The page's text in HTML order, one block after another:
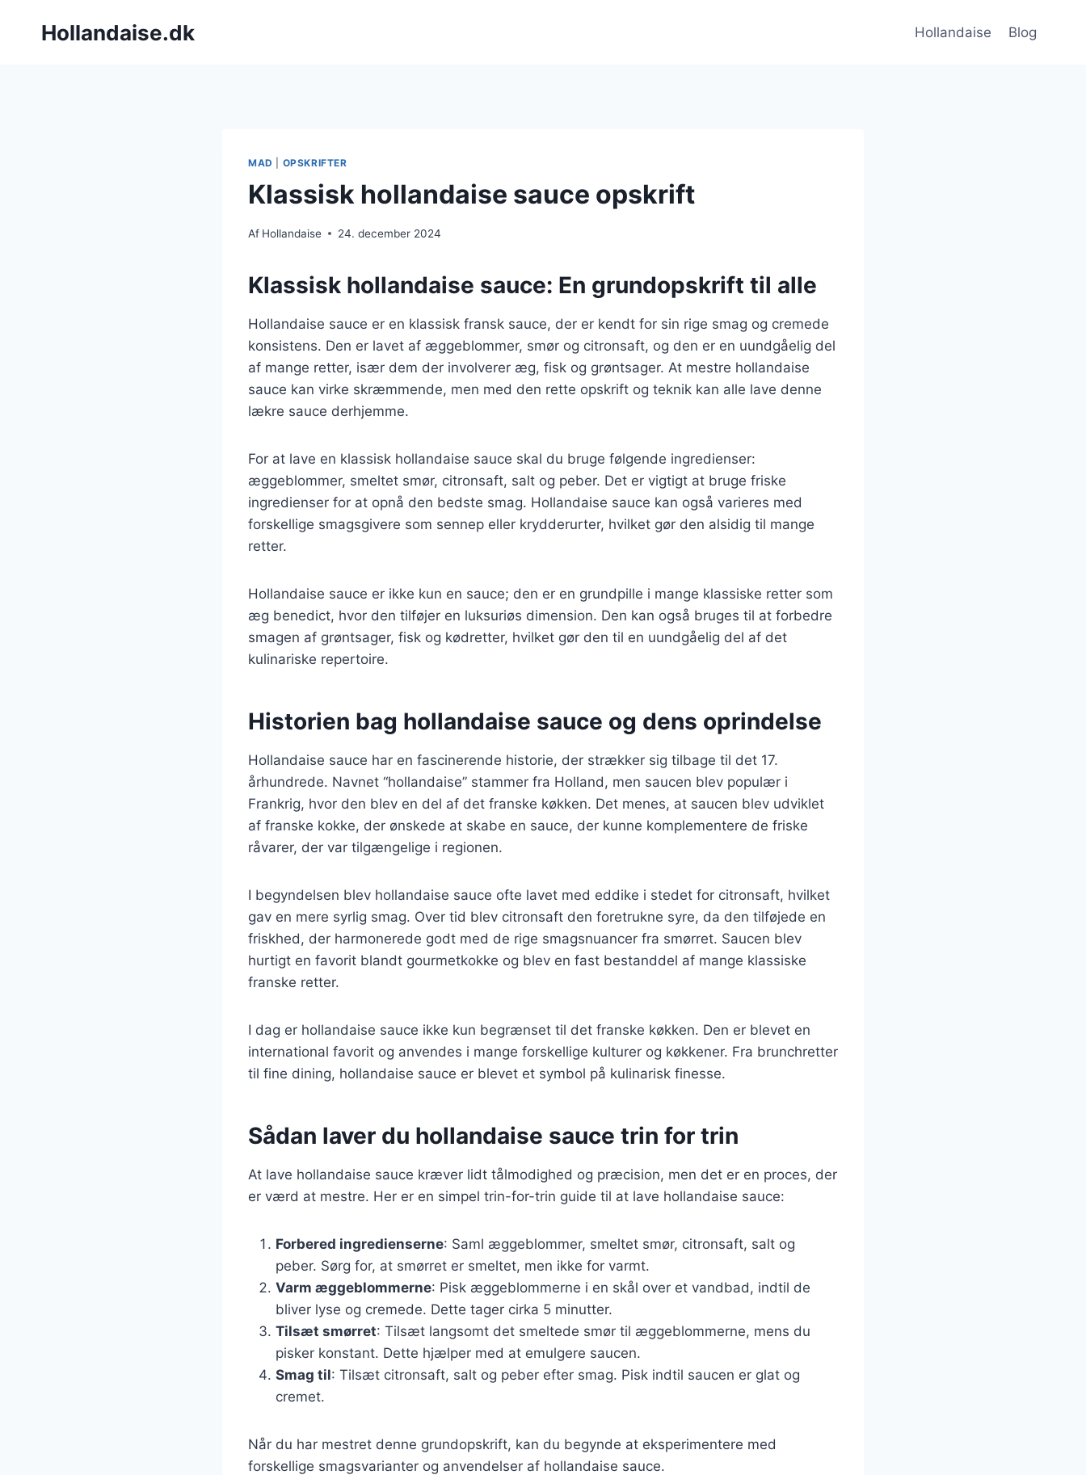
Hollandaise.dk Hollandaise Blog
MAD OPSKRIFTER
Klassisk hollandaise sauce opskrift
Af Hollandaise 24. december 2024
Klassisk hollandaise sauce: En grundopskrift til alle
Hollandaise sauce er en klassisk fransk sauce, der er kendt for sin rige smag og cremede
konsistens. Den er lavet af æggeblommer, smør og citronsaft, og den er en uundgåelig del
af mange retter, især dem der involverer æg, fisk og grøntsager. At mestre hollandaise
sauce kan virke skræmmende, men med den rette opskrift og teknik kan alle lave denne
lækre sauce derhjemme.
For at lave en klassisk hollandaise sauce skal du bruge følgende ingredienser:
æggeblommer, smeltet smør, citronsaft, salt og peber. Det er vigtigt at bruge friske
ingredienser for at opnå den bedste smag. Hollandaise sauce kan også varieres med
forskellige smagsgivere som sennep eller krydderurter, hvilket gør den alsidig til mange
retter.
Hollandaise sauce er ikke kun en sauce; den er en grundpille i mange klassiske retter som
æg benedict, hvor den tilføjer en luksuriøs dimension. Den kan også bruges til at forbedre
smagen af grøntsager, fisk og kødretter, hvilket gør den til en uundgåelig del af det
kulinariske repertoire.
Historien bag hollandaise sauce og dens oprindelse
Hollandaise sauce har en fascinerende historie, der strækker sig tilbage til det 17.
århundrede. Navnet “hollandaise” stammer fra Holland, men saucen blev populær i
Frankrig, hvor den blev en del af det franske køkken. Det menes, at saucen blev udviklet
af franske kokke, der ønskede at skabe en sauce, der kunne komplementere de friske
råvarer, der var tilgængelige i regionen.
I begyndelsen blev hollandaise sauce ofte lavet med eddike i stedet for citronsaft, hvilket
gav en mere syrlig smag. Over tid blev citronsaft den foretrukne syre, da den tilføjede en
friskhed, der harmonerede godt med de rige smagsnuancer fra smørret. Saucen blev
hurtigt en favorit blandt gourmetkokke og blev en fast bestanddel af mange klassiske
franske retter.
I dag er hollandaise sauce ikke kun begrænset til det franske køkken. Den er blevet en
international favorit og anvendes i mange forskellige kulturer og køkkener. Fra brunchretter
til fine dining, hollandaise sauce er blevet et symbol på kulinarisk finesse.
Sådan laver du hollandaise sauce trin for trin
At lave hollandaise sauce kræver lidt tålmodighed og præcision, men det er en proces, der
er værd at mestre. Her er en simpel trin-for-trin guide til at lave hollandaise sauce:
Forbered ingredienserne: Saml æggeblommer, smeltet smør, citronsaft, salt og
peber. Sørg for, at smørret er smeltet, men ikke for varmt.
Varm æggeblommerne: Pisk æggeblommerne i en skål over et vandbad, indtil de
bliver lyse og cremede. Dette tager cirka 5 minutter.
Tilsæt smørret: Tilsæt langsomt det smeltede smør til æggeblommerne, mens du
pisker konstant. Dette hjælper med at emulgere saucen.
Smag til: Tilsæt citronsaft, salt og peber efter smag. Pisk indtil saucen er glat og
cremet.
Når du har mestret denne grundopskrift, kan du begynde at eksperimentere med
forskellige smagsvarianter og anvendelser af hollandaise sauce.